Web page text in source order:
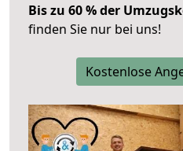
Bis zu 60 % der
finden Sie nur bei uns!
Kostenlose